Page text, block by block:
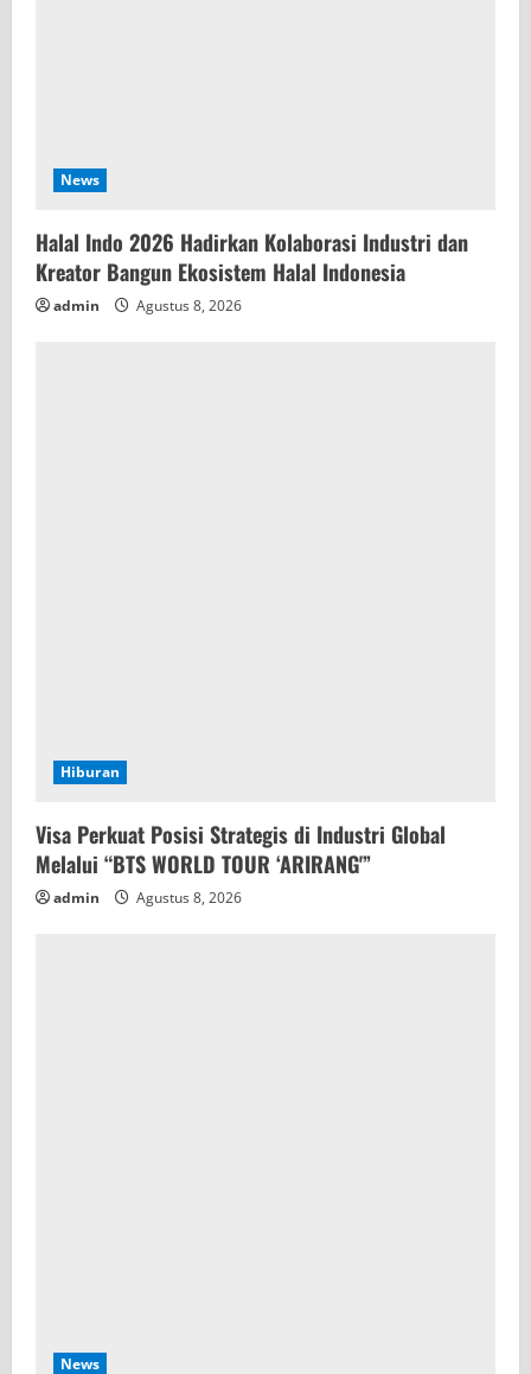
News
Halal Indo 2026 Hadirkan Kolaborasi Industri dan
Kreator Bangun Ekosistem Halal Indonesia
admin Agustus 8, 2026
Hiburan
Visa Perkuat Posisi Strategis di Industri Global
Melalui “BTS WORLD TOUR ‘ARIRANG'”
admin Agustus 8, 2026
News